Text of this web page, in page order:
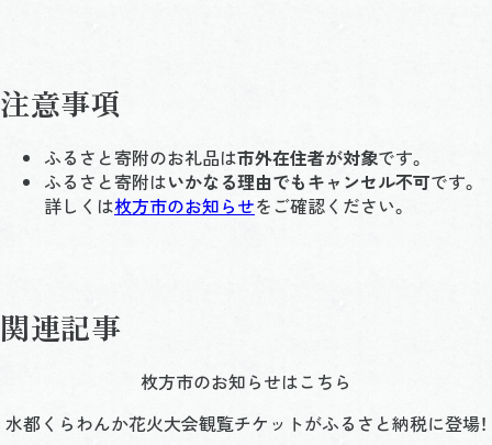
注意事項
ふるさと寄附のお礼品は市外在住者が対象です。
ふるさと寄附はいかなる理由でもキャンセル不可です。
詳しくは枚方市のお知らせをご確認ください。
関連記事
枚方市のお知らせはこちら
水都くらわんか花火大会観覧チケットがふるさと納税に登場！